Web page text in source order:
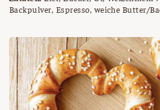
Backpulver, Espresso, weiche Butter/